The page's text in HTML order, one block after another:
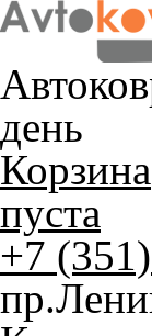
день
Корзина
пуста
+7